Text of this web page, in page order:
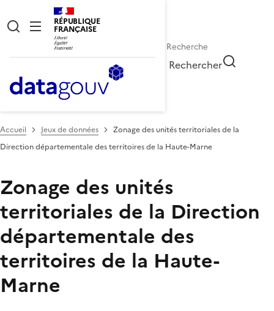
RÉPUBLIQUE
FRANÇAISE
Rechercher
Accueil Jeux de données
Zonage des unités territoriales de la
Direction départementale des territoires de la Haute-Marne
Zonage des unités
territoriales de la Direction
départementale des
territoires de la Haute-
Marne